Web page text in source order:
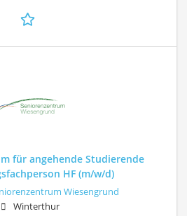
für angehende Studierende
HF (m/w/d)
Wiesengrund
Winterthur